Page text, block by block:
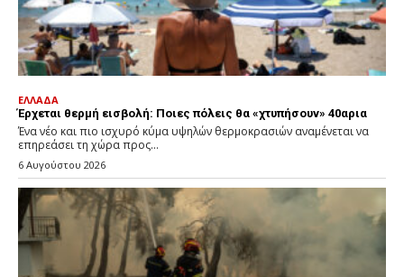
ΕΛΛΑΔΑ
Έρχεται θερμή εισβολή: Ποιες πόλεις θα «χτυπήσουν» 40αρια
Ένα νέο και πιο ισχυρό κύμα υψηλών θερμοκρασιών αναμένεται να
επηρεάσει τη χώρα προς...
6 Αυγούστου 2026